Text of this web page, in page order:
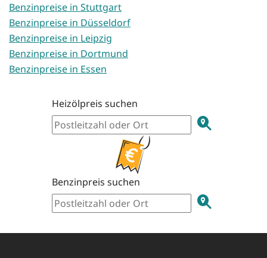
Benzinpreise in Stuttgart
Benzinpreise in Düsseldorf
Benzinpreise in Leipzig
Benzinpreise in Dortmund
Benzinpreise in Essen
Heizölpreis suchen
Benzinpreis suchen